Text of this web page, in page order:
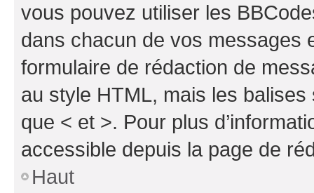
vous pouvez utiliser les
dans chacun de vos messages
formulaire de rédaction de
au style HTML, mais les
que < et >. Pour plus
accessible depuis la page de
Haut